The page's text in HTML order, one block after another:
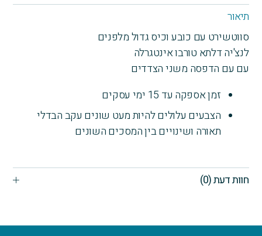
תיאור
סווטשירט עם כובע וכיס גדול מלפנים
לנצ'יה דלתא טורבו אינטגרלה
עם עם הדפסה משני הצדדים
זמן אספקה עד 15 ימי עסקים
הצבעים עלולים להיות מעט שונים עקב הבדלי
תאורה ושינויים בין המסכים השונים
חוות דעת (0)